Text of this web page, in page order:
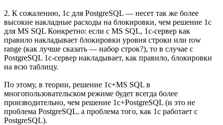
2. К сожалению, 1с для PostgreSQL — несет так же более
высокие накладные расходы на блокировки, чем решение 1c
для MS SQL Конкретно: если с MS SQL, 1c-сервер как
правило накладывает блокировки уровня строки или row
range (как лучше сказать — набор строк?), то в случае с
PostgreSQL 1c-сервер накладывает, как правило, блокировки
на всю таблицу.
По этому, в теории, решение 1с+MS SQL в
многопользовательском режиме будет всегда более
производительно, чем решение 1c+PostgreSQL (и это не
проблема PostgreSQL, а проблема того, как 1с работает с
PostgreSQL).